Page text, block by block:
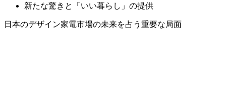
新たな驚きと「いい暮らし」の提供
日本のデザイン家電市場の未来を占う重要な局面